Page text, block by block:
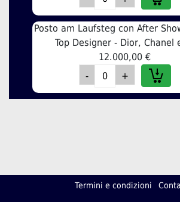
Posto am Laufsteg con After
Top Designer - Dior, Chanel
12.000,00 €
Termini e condizioni